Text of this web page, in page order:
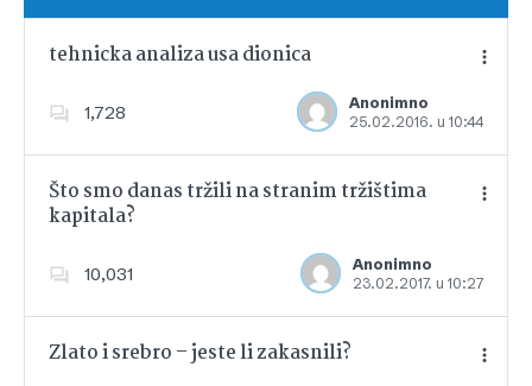
tehnicka analiza usa dionica
1,728
Anonimno
25.02.2016. u 10:44
Dodajte u favorite
Što smo danas tržili na stranim tržištima
kapitala?
10,031
Anonimno
23.02.2017. u 10:27
Dodajte u favorite
Zlato i srebro – jeste li zakasnili?